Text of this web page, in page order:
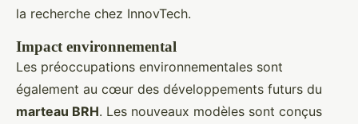
la recherche chez InnovTech.
Impact environnemental
Les préoccupations environnementales sont
également au cœur des développements futurs du
marteau BRH. Les nouveaux modèles sont conçus